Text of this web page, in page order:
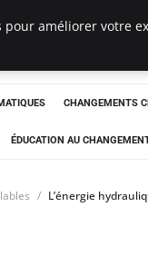
CHANGEMENTS
ÉDUCATION AU
L’énergie
pour améliorer votre